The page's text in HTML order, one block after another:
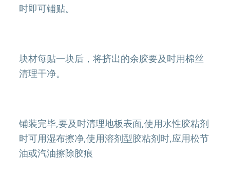
时即可铺贴。
块材每贴一块后，将挤出的余胶要及时用棉丝
清理干净。
铺装完毕,要及时清理地板表面,使用水性胶粘剂
时可用湿布擦净,使用溶剂型胶粘剂时,应用松节
油或汽油擦除胶痕